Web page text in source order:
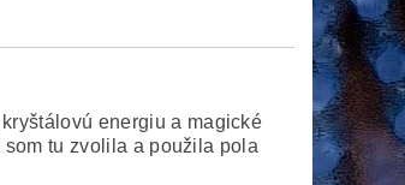
energiu a magické
tu zvolila a použila pola